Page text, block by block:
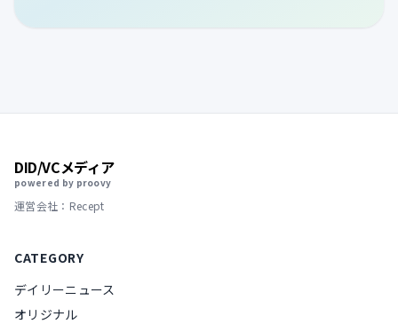
DID/VCメディア
powered by proovy
運営会社：Recept
CATEGORY
デイリーニュース
オリジナル